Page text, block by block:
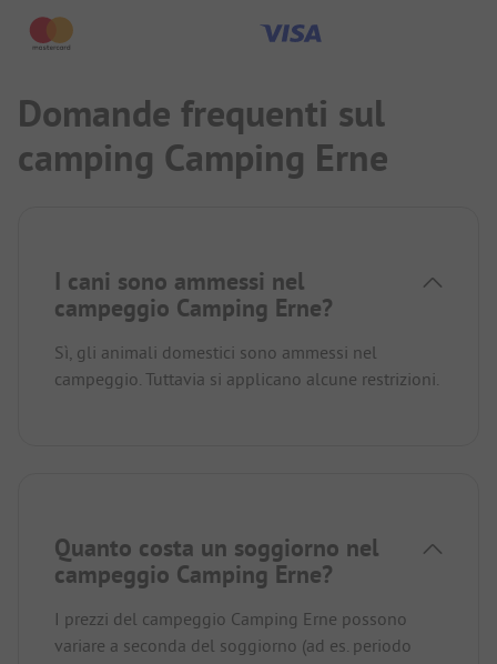
Domande frequenti sul
camping Camping Erne
I cani sono ammessi nel
campeggio Camping Erne?
Sì, gli animali domestici sono ammessi nel
campeggio. Tuttavia si applicano alcune restrizioni.
Quanto costa un soggiorno nel
campeggio Camping Erne?
I prezzi del campeggio Camping Erne possono
variare a seconda del soggiorno (ad es. periodo